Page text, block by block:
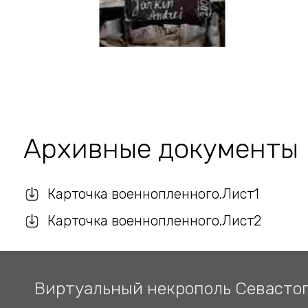
Архивные документы
Карточка военнопленного.Лист1
Карточка военнопленного.Лист2
Виртуальный некрополь